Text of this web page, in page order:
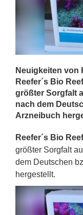
Neuigkeiten von
Reefer´s Bio
größter Sorgfalt
nach dem
Arzneibuch
Reefer´s Bio
größter Sorgfalt
dem Deutschen
hergestellt.